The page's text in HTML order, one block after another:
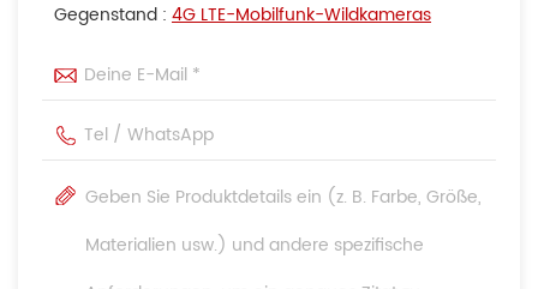
Gegenstand : 4G LTE-Mobilfunk-Wildkameras